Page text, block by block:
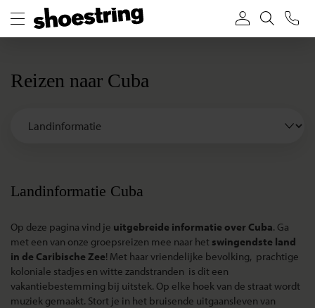
Reizen naar Cuba
Landinformatie Cuba
Op deze pagina vind je uitgebreide informatie over Cuba. Ga
met een van onze groepsreizen mee naar het swingendste land
in de Caribische Zee! Met haar vriendelijke bevolking, prachtige
koloniale stadjes en witte zandstranden is dit een
vakantiebestemming bij uitstek. Op elke hoek van de straat wordt
muziek gemaakt. Stort je in het bruisende uitgaansleven van